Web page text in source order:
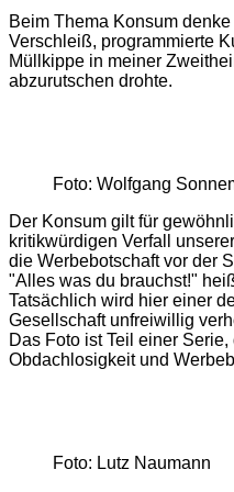
Beim Thema Konsum
Verschleiß, programmierte
Müllkippe in meiner
abzurutschen drohte.
Foto: Wolfgang
Der Konsum gilt für
kritikwürdigen Verfall
die Werbebotschaft vor der
"Alles was du brauchst!"
Tatsächlich wird hier einer
Gesellschaft unfreiwillig
Das Foto ist Teil einer
Obdachlosigkeit und
Foto: Lutz Naumann